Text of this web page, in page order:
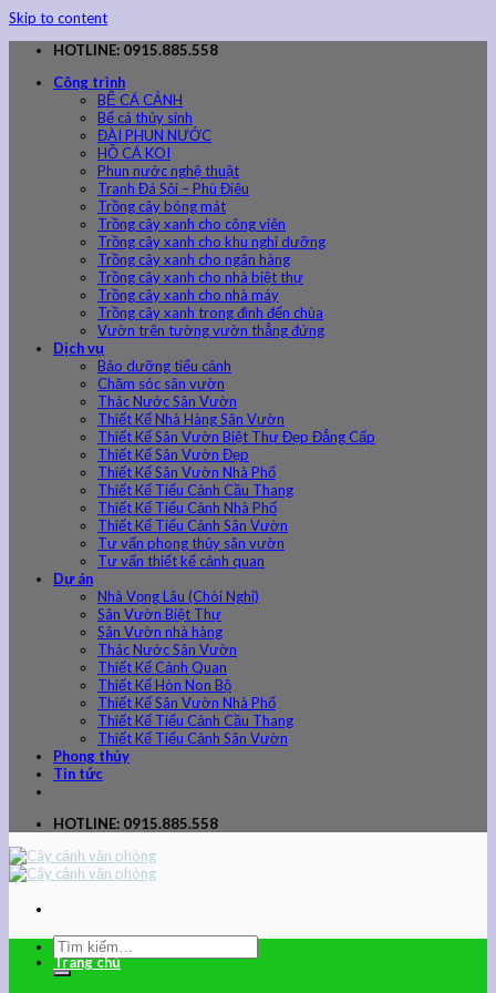
Skip to content
HOTLINE: 0915.885.558
Công trình
BỂ CÁ CẢNH
Bể cá thủy sinh
ĐÀI PHUN NƯỚC
HỒ CÁ KOI
Phun nước nghệ thuật
Tranh Đá Sỏi – Phù Điêu
Trồng cây bóng mát
Trồng cây xanh cho công viên
Trồng cây xanh cho khu nghỉ dưỡng
Trồng cây xanh cho ngân hàng
Trồng cây xanh cho nhà biệt thự
Trồng cây xanh cho nhà máy
Trồng cây xanh trong đình đến chùa
Vườn trên tường vườn thẳng đứng
Dịch vụ
Bảo dưỡng tiểu cảnh
Chăm sóc sân vườn
Thác Nước Sân Vườn
Thiết Kế Nhà Hàng Sân Vườn
Thiết Kế Sân Vườn Biệt Thự Đẹp Đẳng Cấp
Thiết Kế Sân Vườn Đẹp
Thiết Kế Sân Vườn Nhà Phố
Thiết Kế Tiểu Cảnh Cầu Thang
Thiết Kế Tiểu Cảnh Nhà Phố
Thiết Kế Tiểu Cảnh Sân Vườn
Tư vấn phong thủy sân vườn
Tư vấn thiết kế cảnh quan
Dự án
Nhà Vọng Lâu (Chòi Nghỉ)
Sân Vườn Biệt Thự
Sân Vườn nhà hàng
Thác Nước Sân Vườn
Thiết Kế Cảnh Quan
Thiết Kế Hòn Non Bộ
Thiết Kế Sân Vườn Nhà Phố
Thiết Kế Tiểu Cảnh Cầu Thang
Thiết Kế Tiểu Cảnh Sân Vườn
Phong thủy
Tin tức
HOTLINE: 0915.885.558
Trang chủ